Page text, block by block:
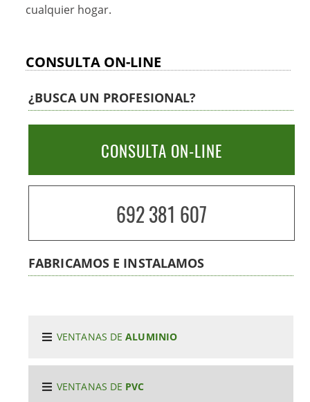
cualquier hogar.
CONSULTA ON-LINE
¿BUSCA UN PROFESIONAL?
CONSULTA ON-LINE
692 381 607
FABRICAMOS E INSTALAMOS
VENTANAS DEALUMINIO
VENTANAS DE PVC